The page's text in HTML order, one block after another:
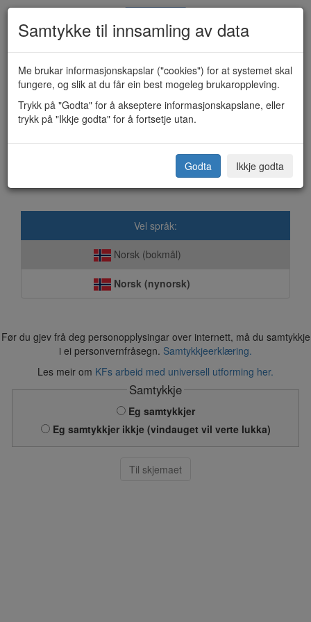
Søknad om norskopplæring
(4640)
Sogndal kommune
Vel språk:
Norsk (bokmål)
Norsk (nynorsk)
Før du gjev frå deg personopplysingar over internett, må du samtykkje
i ei personvernfråsegn. Samtykkjeerklæring.
Les meir om KFs arbeid med universell utforming her.
Samtykkje
Eg samtykkjer
Eg samtykkjer ikkje (vindauget vil verte lukka)
Til skjemaet
Samtykke til innsamling av data
Me brukar informasjonskapslar ("cookies") for at systemet skal
fungere, og slik at du får ein best mogeleg brukaroppleving.
Trykk på "Godta" for å akseptere informasjonskapslane, eller
trykk på "Ikkje godta" for å fortsetje utan.
Godta Ikkje godta